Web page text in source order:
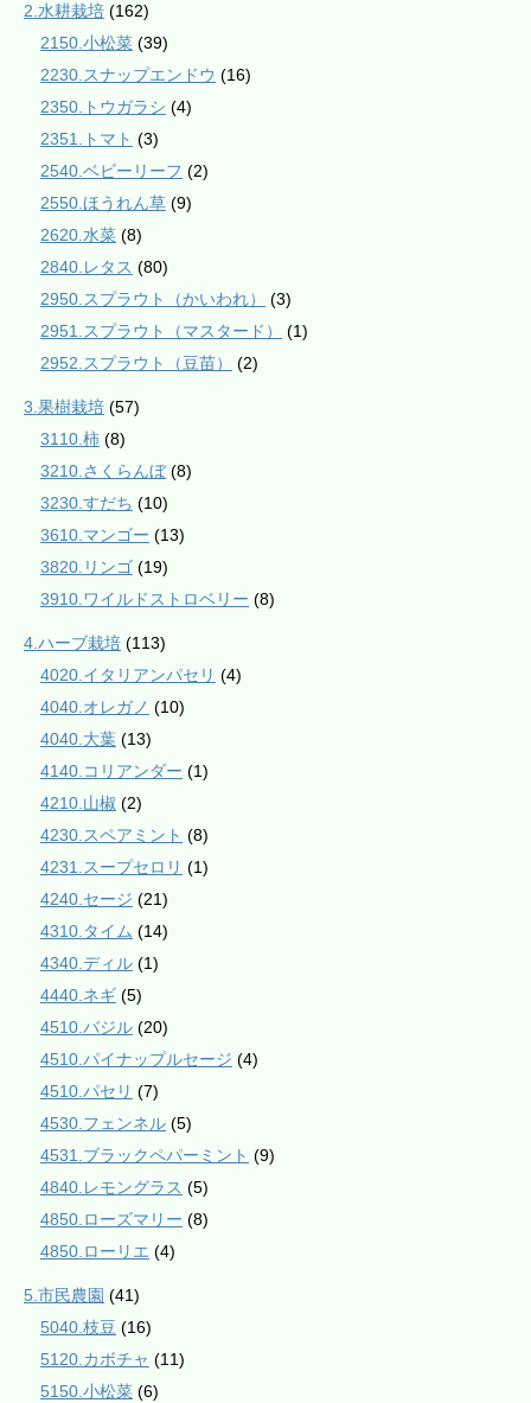
2.水耕栽培 (162)
2150.小松菜 (39)
2230.スナップエンドウ (16)
2350.トウガラシ (4)
2351.トマト (3)
2540.ベビーリーフ (2)
2550.ほうれん草 (9)
2620.水菜 (8)
2840.レタス (80)
2950.スプラウト（かいわれ）
(3)
2951.スプラウト（マスタード）
(1)
2952.スプラウト（豆苗）
(2)
3.果樹栽培 (57)
3110.柿 (8)
3210.さくらんぼ(8)
3230.すだち (10)
3610.マンゴー (13)
3820.リンゴ (19)
3910.ワイルドストロベリー (8)
4.ハーブ栽培 (113)
4020.イタリアンパセリ (4)
4040.オレガノ (10)
4040.大葉 (13)
4140.コリアンダー (1)
4210.山椒 (2)
4230.スペアミント (8)
4231.スープセロリ (1)
4240.セージ (21)
4310.タイム (14)
4340.ディル (1)
4440.ネギ (5)
4510.バジル (20)
4510.パイナップルセージ (4)
4510.パセリ (7)
4530.フェンネル (5)
4531.ブラックペパーミント (9)
4840.レモングラス (5)
4850.ローズマリー (8)
4850.ローリエ (4)
5.市民農園 (41)
5040.枝豆 (16)
5120.カボチャ (11)
5150.小松菜 (6)